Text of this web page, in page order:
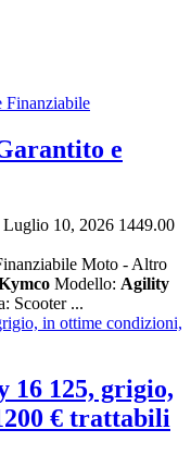
e
Luglio 10, 2026 1449.00
Moto - Altro
Modello: Agility
Scooter ...
16 125, grigio,
€ trattabili